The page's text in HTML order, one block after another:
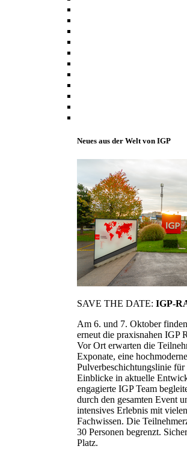
Neues aus der Welt von IGP
SAVE THE DATE: IGP-
Am 6. und 7. Oktober
erneut die praxisnahen IGP
Vor Ort erwarten die
Exponate, eine hochmoderne
Pulverbeschichtungslinie
Einblicke in aktuelle
engagierte IGP Team
durch den gesamten Event
intensives Erlebnis mit
Fachwissen. Die
30 Personen begrenzt.
Platz.